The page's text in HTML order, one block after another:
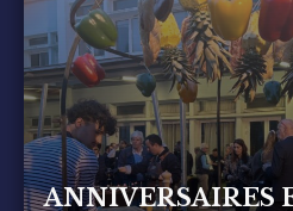
ANNIVERSAIRES